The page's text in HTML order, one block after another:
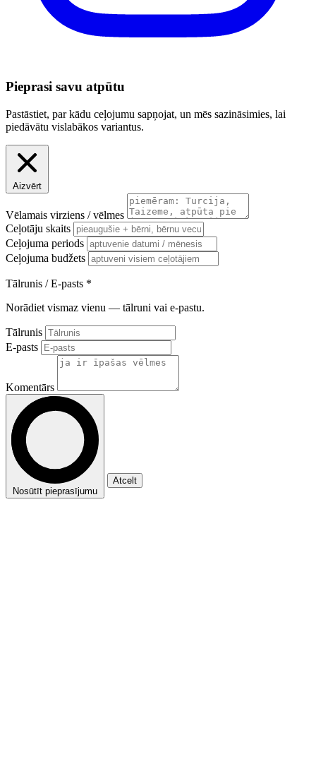
Pieprasi savu atpūtu
Pastāstiet, par kādu ceļojumu sapņojat, un mēs sazināsimies, lai
piedāvātu vislabākos variantus.
Aizvērt
Vēlamais virziens / vēlmes
Ceļotāju skaits
Ceļojuma periods
Ceļojuma budžets
Tālrunis / E-pasts *
Norādiet vismaz vienu — tālruni vai e-pastu.
Tālrunis
E-pasts
Komentārs
Nosūtīt pieprasījumu
Atcelt